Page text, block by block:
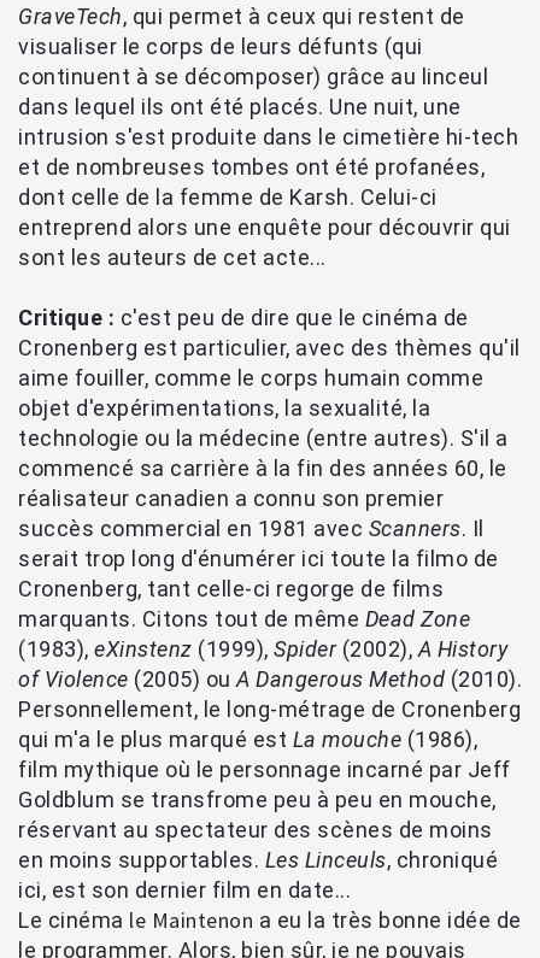
GraveTech, qui permet à ceux qui restent de
visualiser le corps de leurs défunts (qui
continuent à se décomposer) grâce au linceul
dans lequel ils ont été placés. Une nuit, une
intrusion s'est produite dans le cimetière hi-tech
et de nombreuses tombes ont été profanées,
dont celle de la femme de Karsh. Celui-ci
entreprend alors une enquête pour découvrir qui
sont les auteurs de cet acte...
Critique : c'est peu de dire que le cinéma de
Cronenberg est particulier, avec des thèmes qu'il
aime fouiller, comme le corps humain comme
objet d'expérimentations, la sexualité, la
technologie ou la médecine (entre autres). S'il a
commencé sa carrière à la fin des années 60, le
réalisateur canadien a connu son premier
succès commercial en 1981 avec Scanners. Il
serait trop long d'énumérer ici toute la filmo de
Cronenberg, tant celle-ci regorge de films
marquants. Citons tout de même Dead Zone
(1983), eXinstenz (1999), Spider(2002), A History
of Violence (2005) ou A Dangerous Method (2010).
Personnellement, le long-métrage de Cronenberg
qui m'a le plus marqué est La mouche (1986),
film mythique où le personnage incarné par Jeff
Goldblum se transfrome peu à peu en mouche,
réservant au spectateur des scènes de moins
en moins supportables. Les Linceuls, chroniqué
ici, est son dernier film en date...
Le cinéma le Maintenon a eu la très bonne idée de
le programmer. Alors, bien sûr, je ne pouvais